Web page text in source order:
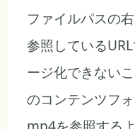
ファイルパスの
参照している
ージ化できない
のコンテンツフ